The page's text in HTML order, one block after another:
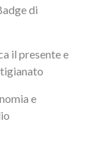
di
il presente e
e